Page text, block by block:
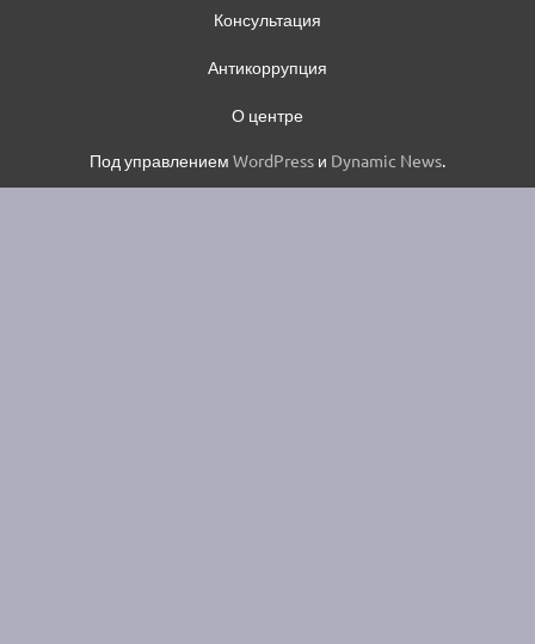
Консультация
Антикоррупция
О центре
Под управлением WordPress и Dynamic News.